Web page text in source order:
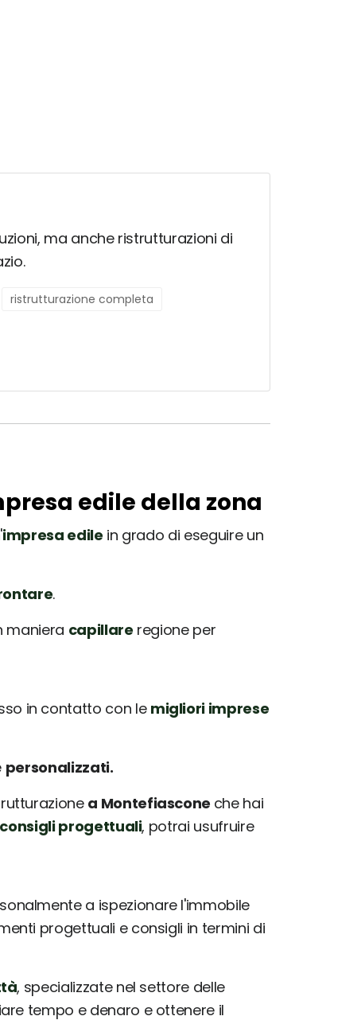
ma anche ristrutturazioni di
ristrutturazione completa
edile della zona
impresa edile in grado di eseguire un
.
maniera capillare regione per
in contatto con le migliori imprese
personalizzati.
a Montefiascone che hai
consigli progettuali, potrai usufruire
a ispezionare l'immobile
progettuali e consigli in termini di
, specializzate nel settore delle
tempo e denaro e ottenere il